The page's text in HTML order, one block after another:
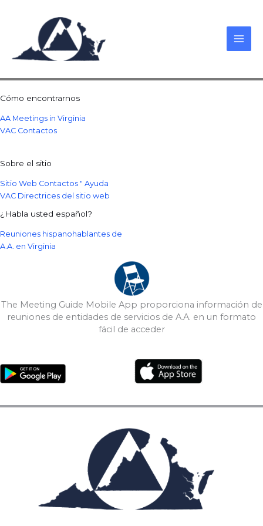
Cómo encontrarnos
AA Meetings in Virginia
VAC Contactos
Sobre el sitio
Sitio Web Contactos " Ayuda
VAC Directrices del sitio web
¿Habla usted español?
Reuniones hispanohablantes de
A.A. en Virginia
The Meeting Guide Mobile App proporciona información de
reuniones de entidades de servicios de A.A. en un formato
fácil de acceder